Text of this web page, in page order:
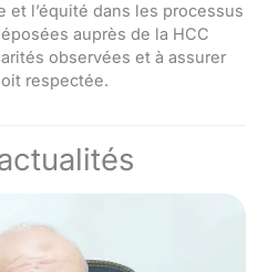
et l’équité dans les processus
auprès de la HCC
observées et à assurer
respectée.